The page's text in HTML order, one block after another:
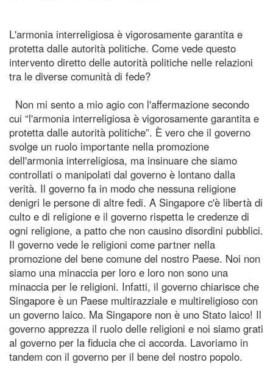
L'armonia interreligiosa è vigorosamente garantita e
protetta dalle autorità politiche. Come vede questo
intervento diretto delle autorità politiche nelle relazioni
tra le diverse comunità di fede?
Non mi sento a mio agio con l'affermazione secondo
cui “l'armonia interreligiosa è vigorosamente garantita e
protetta dalle autorità politiche”. È vero che il governo
svolge un ruolo importante nella promozione
dell'armonia interreligiosa, ma insinuare che siamo
controllati o manipolati dal governo è lontano dalla
verità. Il governo fa in modo che nessuna religione
denigri le persone di altre fedi. A Singapore c'è libertà di
culto e di religione e il governo rispetta le credenze di
ogni religione, a patto che non causino disordini pubblici.
Il governo vede le religioni come partner nella
promozione del bene comune del nostro Paese. Noi non
siamo una minaccia per loro e loro non sono una
minaccia per le religioni. Infatti, il governo chiarisce che
Singapore è un Paese multirazziale e multireligioso con
un governo laico. Ma Singapore non è uno Stato laico! Il
governo apprezza il ruolo delle religioni e noi siamo grati
al governo per la fiducia che ci accorda. Lavoriamo in
tandem con il governo per il bene del nostro popolo.